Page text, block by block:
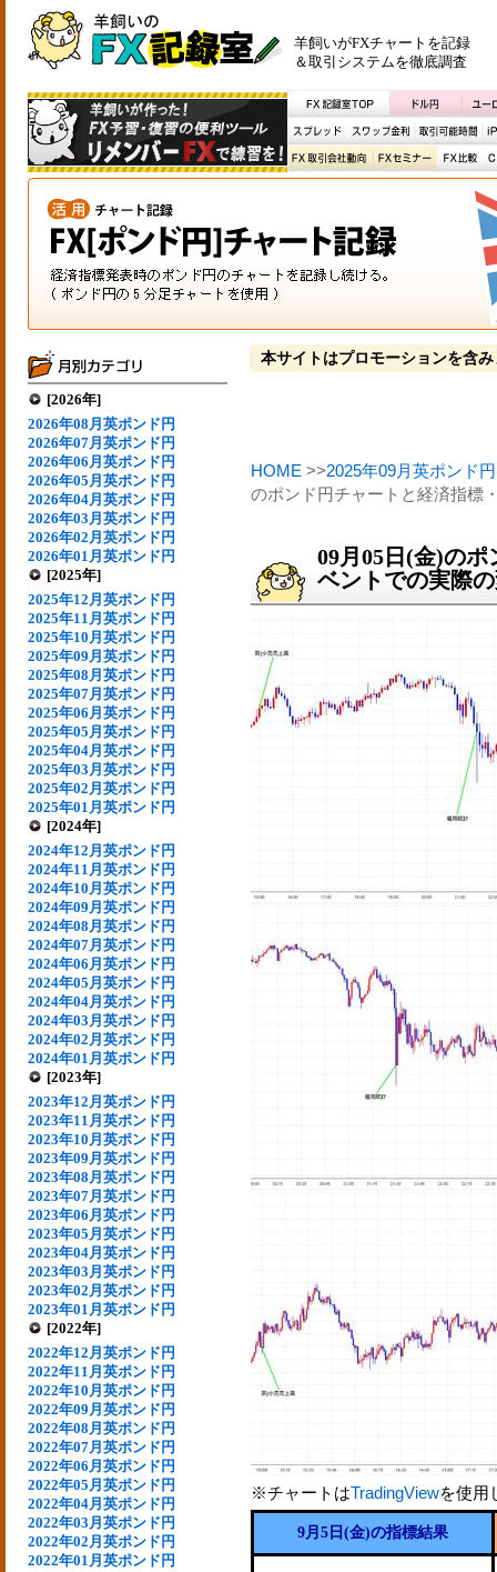
羊飼いがFXチャートを記録
＆取引システムを徹底調査
[2026年]
2026年08月英ポンド円
2026年07月英ポンド円
2026年06月英ポンド円
2026年05月英ポンド円
2026年04月英ポンド円
2026年03月英ポンド円
2026年02月英ポンド円
2026年01月英ポンド円
[2025年]
2025年12月英ポンド円
2025年11月英ポンド円
2025年10月英ポンド円
2025年09月英ポンド円
2025年08月英ポンド円
2025年07月英ポンド円
2025年06月英ポンド円
2025年05月英ポンド円
2025年04月英ポンド円
2025年03月英ポンド円
2025年02月英ポンド円
2025年01月英ポンド円
[2024年]
2024年12月英ポンド円
2024年11月英ポンド円
2024年10月英ポンド円
2024年09月英ポンド円
2024年08月英ポンド円
2024年07月英ポンド円
2024年06月英ポンド円
2024年05月英ポンド円
2024年04月英ポンド円
2024年03月英ポンド円
2024年02月英ポンド円
2024年01月英ポンド円
[2023年]
2023年12月英ポンド円
2023年11月英ポンド円
2023年10月英ポンド円
2023年09月英ポンド円
2023年08月英ポンド円
2023年07月英ポンド円
2023年06月英ポンド円
2023年05月英ポンド円
2023年04月英ポンド円
2023年03月英ポンド円
2023年02月英ポンド円
2023年01月英ポンド円
[2022年]
2022年12月英ポンド円
2022年11月英ポンド円
2022年10月英ポンド円
2022年09月英ポンド円
2022年08月英ポンド円
2022年07月英ポンド円
2022年06月英ポンド円
2022年05月英ポンド円
2022年04月英ポンド円
2022年03月英ポンド円
2022年02月英ポンド円
2022年01月英ポンド円
本サイトはプロモーションを含み
HOME >>2025年09月英ポンド円
のポンド円チャートと経済指標
09月05日(金)の
ベントでの実際
※チャートはTradingViewを使用
9月5日(金)の指標結果